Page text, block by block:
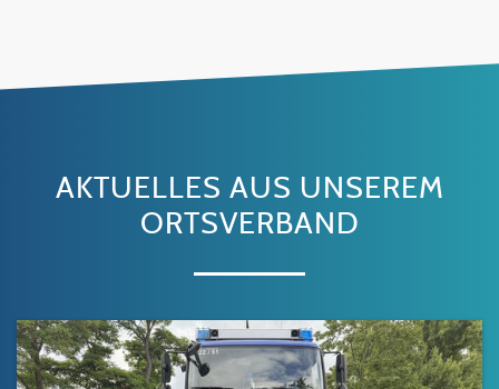
AKTUELLES AUS UNSEREM
ORTSVERBAND